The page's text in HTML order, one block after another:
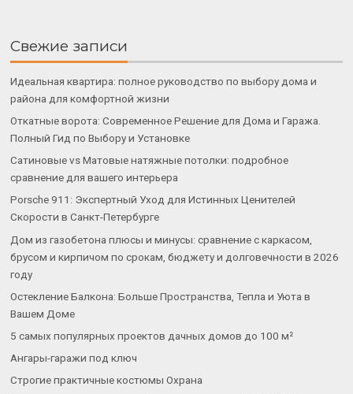
Свежие записи
Идеальная квартира: полное руководство по выбору дома и
района для комфортной жизни
Откатные ворота: Современное Решение для Дома и Гаража.
Полный Гид по Выбору и Установке
Сатиновые vs Матовые натяжные потолки: подробное
сравнение для вашего интерьера
Porsche 911: Экспертный Уход для Истинных Ценителей
Скорости в Санкт-Петербурге
Дом из газобетона плюсы и минусы: сравнение с каркасом,
брусом и кирпичом по срокам, бюджету и долговечности в 2026
году
Остекление Балкона: Больше Пространства, Тепла и Уюта в
Вашем Доме
5 самых популярных проектов дачных домов до 100 м²
Ангары-гаражи под ключ
Строгие практичные костюмы Охрана